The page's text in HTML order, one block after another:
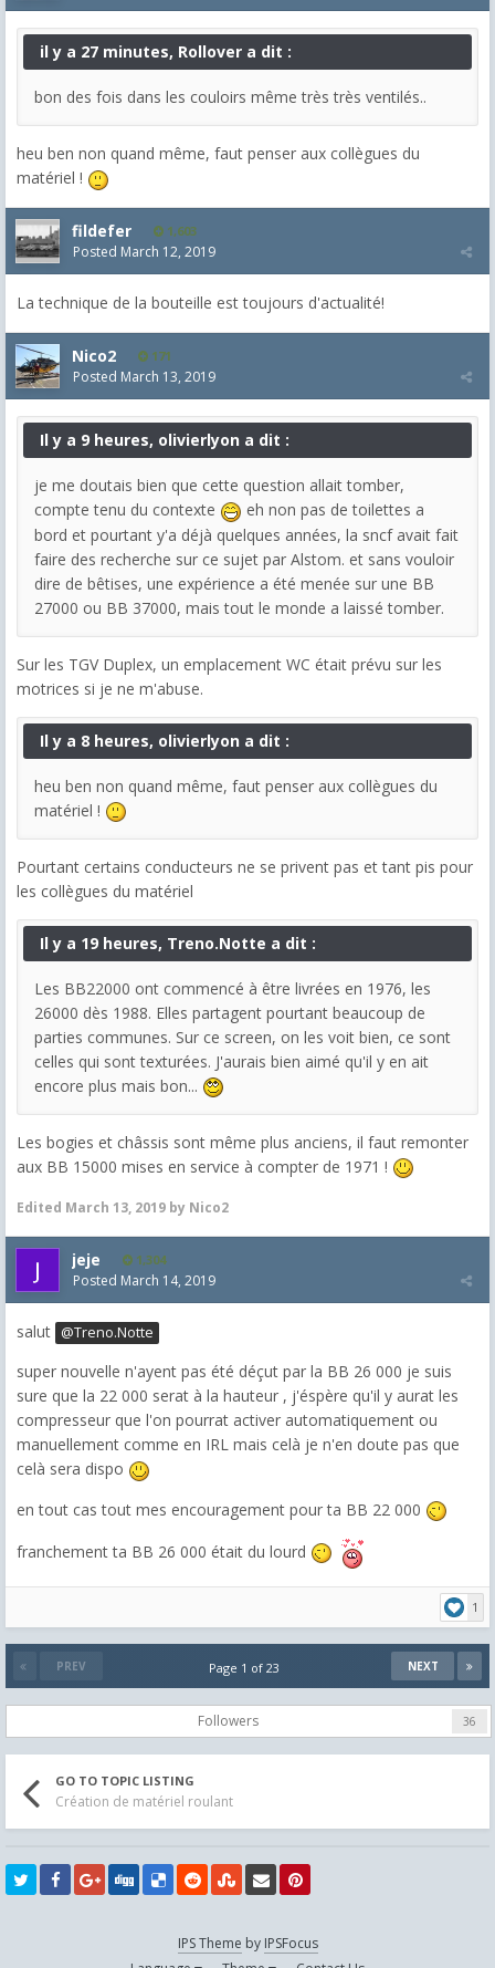
il y a 27 minutes, Rollover a dit :
bon des fois dans les couloirs même très très ventilés..
heu ben non quand même, faut penser aux collègues du
matériel !
fildefer 1,603
Posted March 12, 2019
La technique de la bouteille est toujours d'actualité!
Nico2 171
Posted March 13, 2019
Il y a 9 heures, olivierlyon a dit :
je me doutais bien que cette question allait tomber,
compte tenu du contexte
eh non pas de toilettes a
bord et pourtant y'a déjà quelques années, la sncf avait fait
faire des recherche sur ce sujet par Alstom. et sans vouloir
dire de bêtises, une expérience a été menée sur une BB
27000 ou BB 37000, mais tout le monde a laissé tomber.
Sur les TGV Duplex, un emplacement WC était prévu sur les
motrices si je ne m'abuse.
Il y a 8 heures, olivierlyon a dit :
heu ben non quand même, faut penser aux collègues du
matériel !
Pourtant certains conducteurs ne se privent pas et tant pis pour
les collègues du matériel
Il y a 19 heures, Treno.Notte a dit :
Les BB22000 ont commencé à être livrées en 1976, les
26000 dès 1988. Elles partagent pourtant beaucoup de
parties communes. Sur ce screen, on les voit bien, ce sont
celles qui sont texturées. J'aurais bien aimé qu'il y en ait
encore plus mais bon...
Les bogies et châssis sont même plus anciens, il faut remonter
aux BB 15000 mises en service à compter de 1971 !
Edited March 13, 2019 by Nico2
jeje 1,304
Posted March 14, 2019
salut @Treno.Notte
super nouvelle n'ayent pas été déçut par la BB 26 000 je suis
sure que la 22 000 serat à la hauteur , j'éspère qu'il y aurat les
compresseur que l'on pourrat activer automatiquement ou
manuellement comme en IRL mais celà je n'en doute pas que
celà sera dispo
en tout cas tout mes encouragement pour ta BB 22 000
franchement ta BB 26 000 était du lourd
1
PREV NEXT
Page 1 of 23
Followers 36
GO TO TOPIC LISTING
Création de matériel roulant
IPS Theme by IPSFocus